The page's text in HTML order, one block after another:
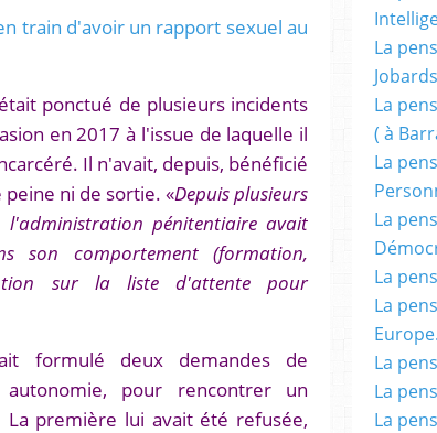
train d'avoir un rapport sexuel au
ponctué de plusieurs incidents
en 2017 à l'issue de laquelle il
Il n'avait, depuis, bénéficié
ni de sortie. «Depuis plusieurs
pénitentiaire avait
son comportement (formation,
sur la liste d'attente pour
formulé deux demandes de
pour rencontrer un
première lui avait été refusée,
La
La
( à
La
La
La
La
Europe.
La
La
La